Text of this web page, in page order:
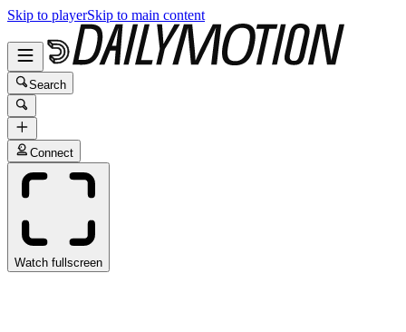
Skip to playerSkip to main content
Search
Connect
Watch fullscreen